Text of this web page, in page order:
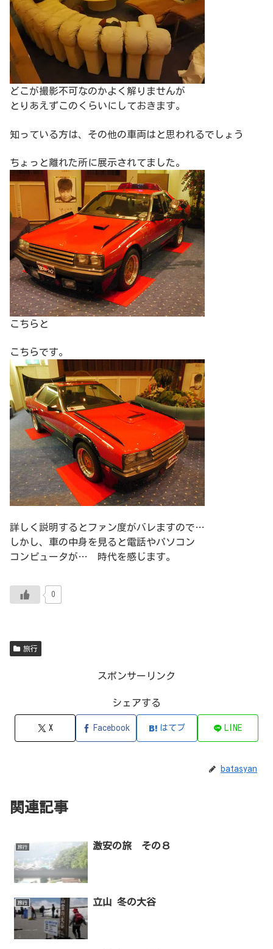
どこが撮影不可なのかよく解りませんが
とりあえずこのくらいにしておきます。
知っている方は、その他の車両はと思われるでしょう
ちょっと離れた所に展示されてました。
こちらと
こちらです。
詳しく説明するとファン度がバレますので…
しかし、車の中身を見ると電話やパソコン
コンピュータが… 時代を感じます。
0
旅行
スポンサーリンク
シェアする
X Facebook はてブ LINE
batasyan
関連記事
旅行 激安の旅 その８
旅行 立山 冬の大谷